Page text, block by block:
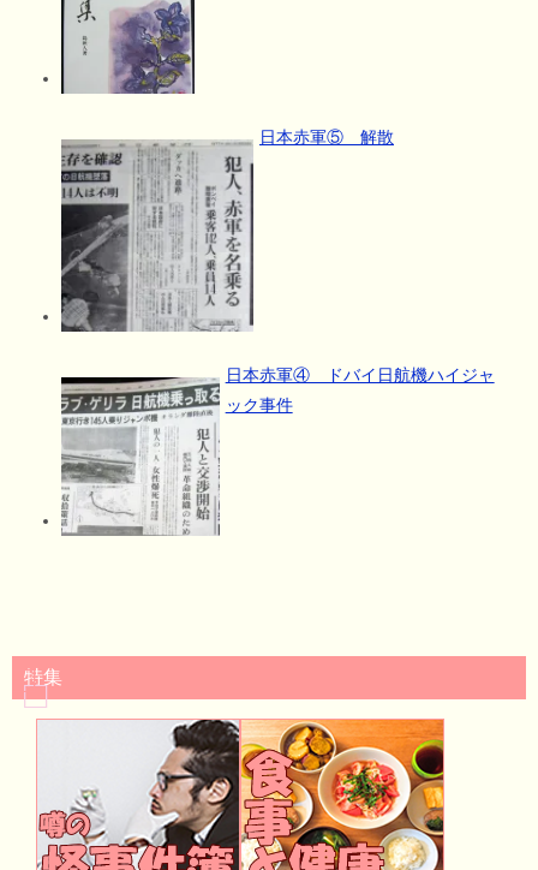
日本赤軍⑤ 解散
日本赤軍④ ドバイ日航機ハイジャ
ック事件
特集